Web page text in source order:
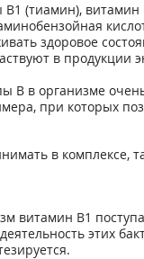
(тиамин),
здоровое
в продукции
В в организме
при которых
в комплексе,
витамин В1
этих